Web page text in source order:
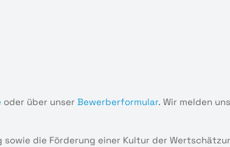
oder über unserBewerberformular. Wir melden
die Förderung einer Kultur der